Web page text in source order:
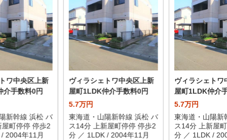
ワ中央区上新
介手数料0円
新幹線 浜松 バ
町停停 停歩2
2004年11月
ヴィラシェトワ中央区上新
屋町1LDK仲介手数料0円
5.7万円
東海道・山陽新幹線 浜松 バ
ス14分 上新屋町停停 停歩2
分 ／ 1LDK / 2004年11月
ヴィラシェトワ
屋町1LDK仲介
5.7万円
東海道・山陽新
ス14分 上新屋
分 ／ 1LDK /